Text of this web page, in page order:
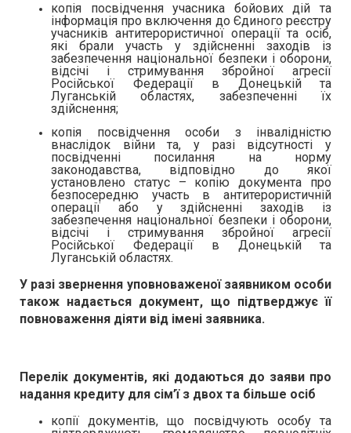
копія посвідчення учасника бойових дій та
інформація про включення до Єдиного реєстру
учасників антитерористичної операції та осіб,
які брали участь у здійсненні заходів із
забезпечення національної безпеки і оборони,
відсічі і стримування збройної агресії
Російської Федерації в Донецькій та
Луганській областях, забезпеченні їх
здійснення;
копія посвідчення особи з інвалідністю
внаслідок війни та, у разі відсутності у
посвідченні посилання на норму
законодавства, відповідно до якої
установлено статус – копію документа про
безпосередню участь в антитерористичній
операції або у здійсненні заходів із
забезпечення національної безпеки і оборони,
відсічі і стримування збройної агресії
Російської Федерації в Донецькій та
Луганській областях.
У разі звернення уповноваженої заявником особи
також надається документ, що підтверджує її
повноваження діяти від імені заявника.
Перелік документів, які додаються до заяви про
надання кредиту для сім’ї з двох та більше осіб
копії документів, що посвідчують особу та